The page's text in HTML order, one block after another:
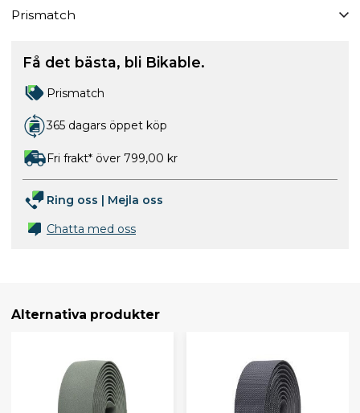
Prismatch
Få det bästa, bli Bikable.
Prismatch
365 dagars öppet köp
Fri frakt* över 799,00 kr
Ring oss | Mejla oss
Chatta med oss
Alternativa produkter